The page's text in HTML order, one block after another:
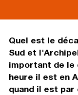
Quel est le
Sud et
important de le
heure il est en
quand il est par